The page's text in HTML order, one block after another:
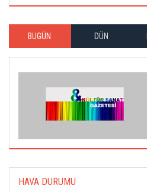
BUGÜN DÜN
HAVA DURUMU